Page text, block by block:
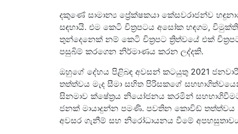
දකුණේ සාමාන්‍ය ප්‍රේක්ෂකයා කේසවරාජන්ව
සඳහායි. එම කෙටි චිත්‍රපටය අසෝක හඳගම,
තුන්දෙනෙක් නම් කෙටි චිත්‍රපට ත්‍රිත්වයේ එක්
පසුබිම් කරගෙන නිර්මාණය කරන ලද්දකි.
ඔහුගේ දේහය පිළිබඳ අවසන් කටයුතු 2021
තත්ත්වය මැද සීමා සහිත පිරිසකගේ
සිනමාව ක්ෂේත්‍රය නියෝජනය කරමින්
ජනක් මායාදුන්න පමණි. පවතින කොවිඩ්
අවසර ගැනීම් සහ නිරෝධායනය වීමේ